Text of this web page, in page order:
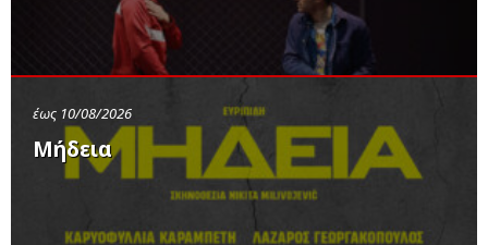
έως 10/08/2026
Μήδεια